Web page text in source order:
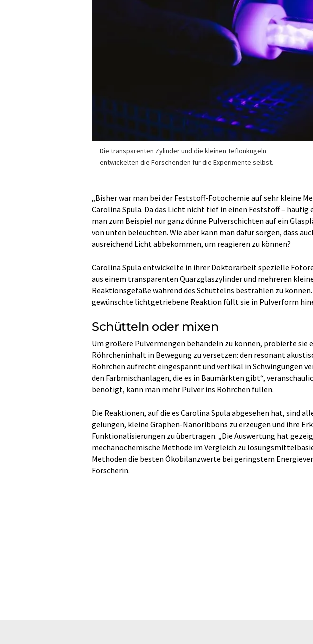
Die transparenten Zylinder und die kleinen Teflonkugeln
entwickelten die Forschenden für die Experimente selbst.
„Bisher war man bei der Feststoff-Fotochemie auf sehr kleine
Carolina Spula. Da das Licht nicht tief in einen Feststoff –
man zum Beispiel nur ganz dünne Pulverschichten auf ein
von unten beleuchten. Wie aber kann man dafür sorgen, dass
ausreichend Licht abbekommen, um reagieren zu können?
Carolina Spula entwickelte in ihrer Doktorarbeit spezielle
aus einem transparenten Quarzglaszylinder und mehreren
Reaktionsgefäße während des Schüttelns bestrahlen zu
gewünschte lichtgetriebene Reaktion füllt sie in Pulverform
Schütteln oder mixen
Um größere Pulvermengen behandeln zu können, probierte sie
Röhrcheninhalt in Bewegung zu versetzen: den resonant
Röhrchen aufrecht eingespannt und vertikal in Schwingungen
den Farbmischanlagen, die es in Baumärkten gibt“,
benötigt, kann man mehr Pulver ins Röhrchen füllen.
Die Reaktionen, auf die es Carolina Spula abgesehen hat, sind
gelungen, kleine Graphen-Nanoribbons zu erzeugen und ihre
Funktionalisierungen zu übertragen. „Die Auswertung hat
mechanochemische Methode im Vergleich zu
Methoden die besten Ökobilanzwerte bei geringstem
Forscherin.